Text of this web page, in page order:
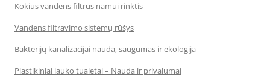
Kokius vandens filtrus namui rinktis
Vandens filtravimo sistemų rūšys
Bakterijų kanalizacijai nauda, saugumas ir ekologija
Plastikiniai lauko tualetai – Nauda ir privalumai